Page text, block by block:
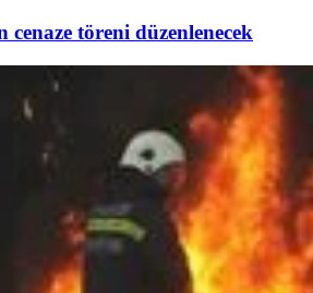
töreni düzenlenecek